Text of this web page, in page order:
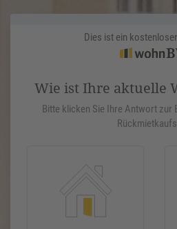
Dies ist ein
Wie ist Ihre aktuelle
Bitte klicken Sie Ihre Antwort zur